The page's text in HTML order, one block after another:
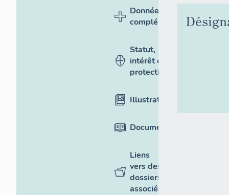
Données
complémentaires
Statut,
intérêt et
protection
Illustrations
Documentation
Liens
vers des
dossiers
associés